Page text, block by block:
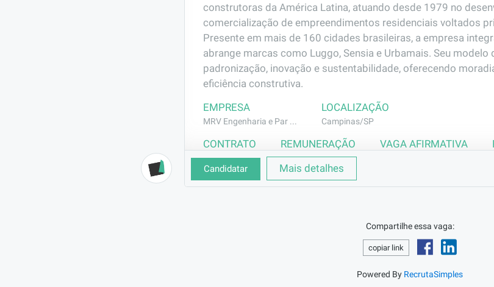
construtoras da América Latina, atuando desde 1979 no
comercialização de empreendimentos residenciais voltados
Presente em mais de 160 cidades brasileiras, a empresa
abrange marcas como Luggo, Sensia e Urbamais. Seu
padronização, inovação e sustentabilidade, oferecendo
eficiência construtiva.
EMPRESA
MRV Engenharia e Par ...
LOCALIZAÇÃO
Campinas/SP
CONTRATO
CLT (Efetivo)
REMUNERAÇÃO
R$2302,75
VAGA AFIRMATIVA
BENEFÍCIOS
Auxiliar no abastecimento de materiais fazendo
demais demandas de apoio na rotina de apoio ao pedreiro e
Candidatar Mais detalhes
Compartilhe essa vaga:
copiar link
Powered By RecrutaSimples